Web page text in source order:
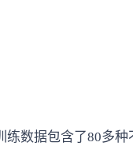
数据包含了80多